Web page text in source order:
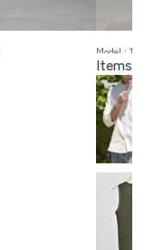
Model : 179